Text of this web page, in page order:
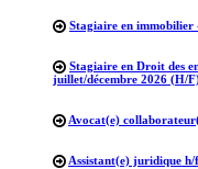
Stagiaire en
Stagiaire en Droit des
juillet/décembre 2026 (H/
Avocat(e)
Assistant(e) juridique h/f